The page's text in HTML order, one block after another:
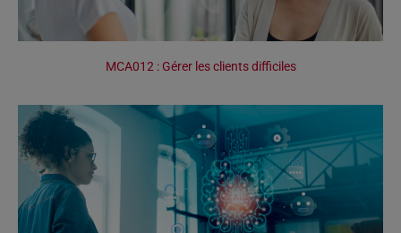
MCA012 : Gérer les clients difficiles